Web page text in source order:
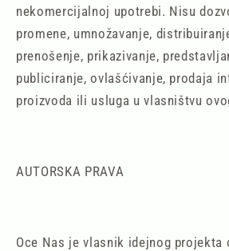
nekomercijalnoj upotrebi. Nisu
promene, umnožavanje,
prenošenje, prikazivanje,
publiciranje, ovlašćivanje, prodaja
proizvoda ili usluga u vlasništvu
AUTORSKA PRAVA
Oce Nas je vlasnik idejnog projekta